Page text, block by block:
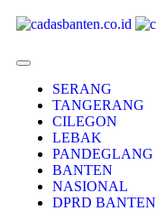
SERANG
TANGERANG
CILEGON
LEBAK
PANDEGLANG
BANTEN
NASIONAL
DPRD BANTEN